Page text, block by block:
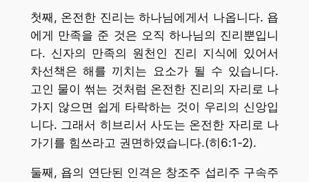
첫째, 온전한 진리는 하나님에게서 나옵니다. 욥
에게 만족을 준 것은 오직 하나님의 진리뿐입니
다. 신자의 만족의 원천인 진리 지식에 있어서
차선책은 해를 끼치는 요소가 될 수 있습니다.
고인 물이 썪는 것처럼 온전한 진리의 자리로 나
가지 않으면 쉽게 타락하는 것이 우리의 신앙입
니다. 그래서 히브리서 사도는 온전한 자리로 나
가기를 힘쓰라고 권면하였습니다.(히6:1-2).
둘째, 욥의 연단된 인격은 창조주 섭리주 구속주